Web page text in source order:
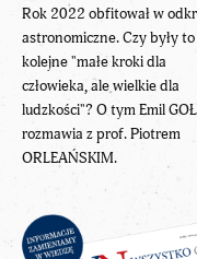
Rok 2022 obfitował w
astronomiczne. Czy były to
kolejne "małe kroki dla
człowieka, ale wielkie dla
ludzkości"? O tym Emil
rozmawia z prof. Piotrem
ORLEAŃSKIM.